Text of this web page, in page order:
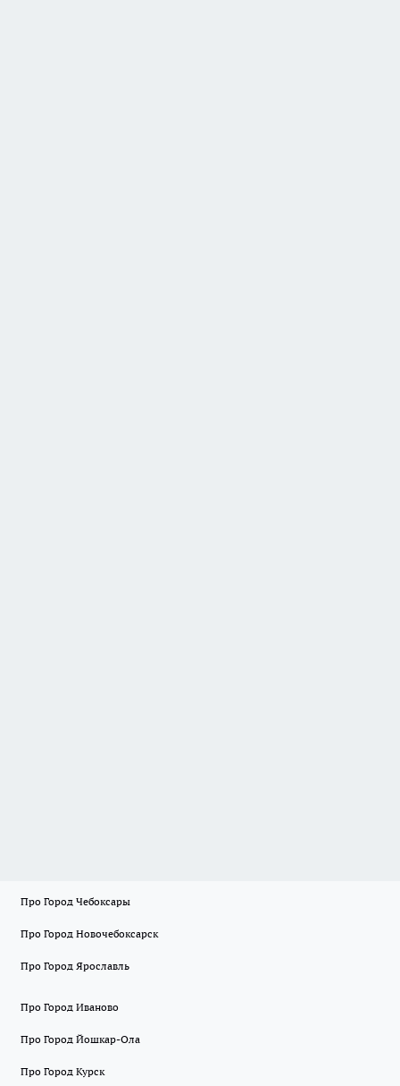
Про Город Чебоксары
Про Город Новочебоксарск
Про Город Ярославль
Про Город Иваново
Про Город Йошкар-Ола
Про Город Курск